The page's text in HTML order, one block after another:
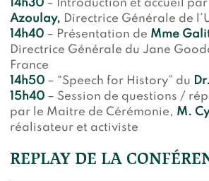
14h30 – Introduction et accueil par
Azoulay, Directrice Générale de
14h40 – Présentation de Mme
Directrice Générale du Jane
France
14h50 – “Speech for History” du
15h40 – Session de questions /
par le Maitre de Cérémonie, M.
réalisateur et activiste
REPLAY DE LA